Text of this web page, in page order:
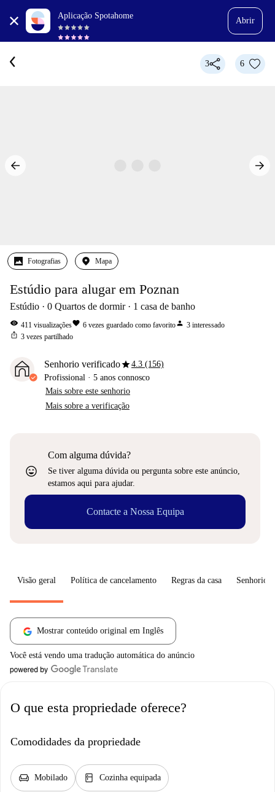
Aplicação Spotahome
Abrir
3 6
Fotografias Mapa
Estúdio para alugar em Poznan
Estúdio 0 Quartos de dormir 1 casa de banho
visibility 411 visualizaçõesfavorite 6 vezes guardado como favoritoperson 3 interessado
ios_share 3 vezes partilhado
Senhorio verificadostar4.3 (156)
Profissional · 5 anos connosco
Mais sobre este senhorio
Mais sobre a verificação
sentiment_very_satisfied
Com alguma dúvida?
Se tiver alguma dúvida ou pergunta sobre este anúncio,
estamos aqui para ajudar.
Contacte a Nossa Equipa
Visão geral Política de cancelamento Regras da casa Senhorio
Mostrar conteúdo original em Inglês
Você está vendo uma tradução automática do anúncio
O que esta propriedade oferece?
Comodidades da propriedade
chair Mobilado kitchen Cozinha equipada